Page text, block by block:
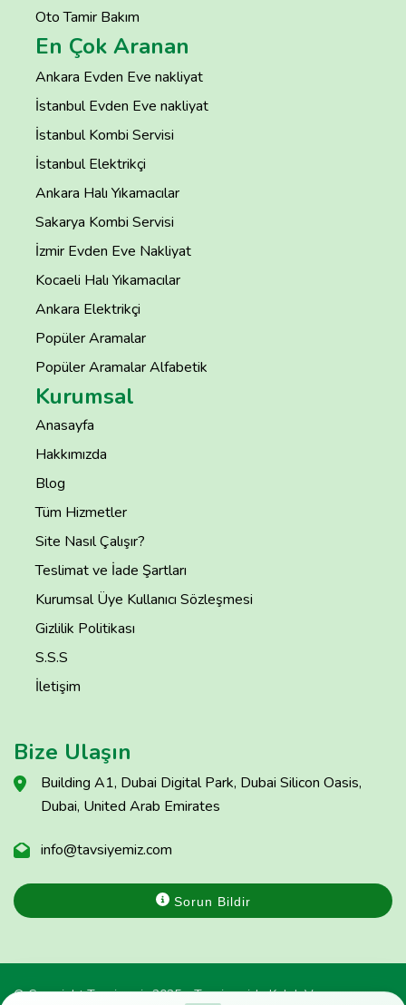
Oto Tamir Bakım
En Çok Aranan
Ankara Evden Eve nakliyat
İstanbul Evden Eve nakliyat
İstanbul Kombi Servisi
İstanbul Elektrikçi
Ankara Halı Yıkamacılar
Sakarya Kombi Servisi
İzmir Evden Eve Nakliyat
Kocaeli Halı Yıkamacılar
Ankara Elektrikçi
Popüler Aramalar
Popüler Aramalar Alfabetik
Kurumsal
Anasayfa
Hakkımızda
Blog
Tüm Hizmetler
Site Nasıl Çalışır?
Teslimat ve İade Şartları
Kurumsal Üye Kullanıcı Sözleşmesi
Gizlilik Politikası
S.S.S
İletişim
Bize Ulaşın
Building A1, Dubai Digital Park, Dubai Silicon Oasis,
Dubai, United Arab Emirates
info@tavsiyemiz.com
Sorun Bildir
© Copyright Tavsiyemiz 2025 - Tavsiyemiz'e Kulak Ver